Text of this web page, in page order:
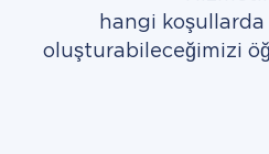
hangi
oluşturabileceğimizi